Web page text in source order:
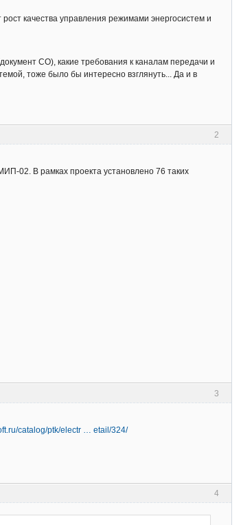
качества управления режимами энергосистем и
СО), какие требования к каналам передачи и
тоже было бы интересно взглянуть... Да и в
2
02. В рамках проекта установлено 76 таких
3
catalog/ptk/electr … etail/324/
4